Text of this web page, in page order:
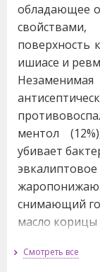
обладающее
поверхность
ишиасе и
ментол
убивает
снимающий
масло корицы
циркуляцию
Смотреть все